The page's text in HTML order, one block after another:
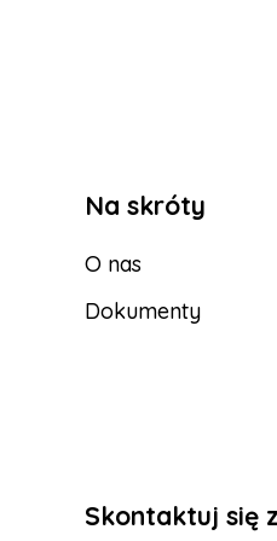
Na skróty
O nas
Dokumenty
Skontaktuj się